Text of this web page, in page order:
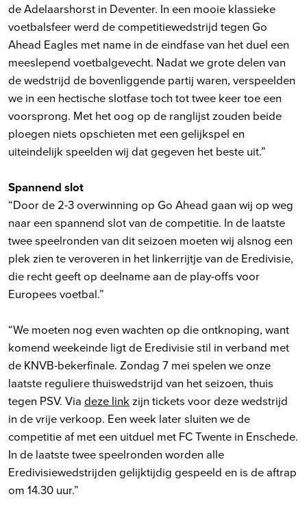
de Adelaarshorst in Deventer. In een mooie klassieke
voetbalsfeer werd de competitiewedstrijd tegen Go
Ahead Eagles met name in de eindfase van het duel een
meeslepend voetbalgevecht. Nadat we grote delen van
de wedstrijd de bovenliggende partij waren, verspeelden
we in een hectische slotfase toch tot twee keer toe een
voorsprong. Met het oog op de ranglijst zouden beide
ploegen niets opschieten met een gelijkspel en
uiteindelijk speelden wij dat gegeven het beste uit.”
Spannend slot
“Door de 2-3 overwinning op Go Ahead gaan wij op weg
naar een spannend slot van de competitie. In de laatste
twee speelronden van dit seizoen moeten wij alsnog een
plek zien te veroveren in het linkerrijtje van de Eredivisie,
die recht geeft op deelname aan de play-offs voor
Europees voetbal.”
“We moeten nog even wachten op die ontknoping, want
komend weekeinde ligt de Eredivisie stil in verband met
de KNVB-bekerfinale. Zondag 7 mei spelen we onze
laatste reguliere thuiswedstrijd van het seizoen, thuis
tegen PSV. Via deze link zijn tickets voor deze wedstrijd
in de vrije verkoop. Een week later sluiten we de
competitie af met een uitduel met FC Twente in Enschede.
In de laatste twee speelronden worden alle
Eredivisiewedstrijden gelijktijdig gespeeld en is de aftrap
om 14.30 uur.”